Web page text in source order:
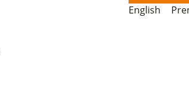
English